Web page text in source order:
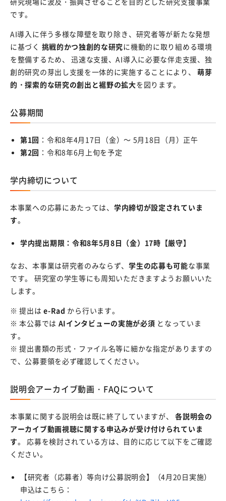
費支出に係る活用実績報告書
コンプライアンスについて
特別研究員PD等の育成方針
動物性集合胚生命倫理審査委員会
産学官連携
岐阜大学の産学連携活動を知りたい方
具体的に岐阜大学との産学連携をご検討の方
東海国立大学機構Tokai Open Innovation Complex岐
阜サイト
岐阜大学発ベンチャー
起業ナビ
岐阜大学協力会
東海国立大学機構スタートアップ統括室
知的財産マネジメント
概要
知的財産マネジメントQ＆A
お問い合わせ・アクセス
アクセス
お問い合わせ先
です。
AI導入に伴う多様な障壁を取り除き、研究者等が新たな発想
に基づく 挑戦的かつ独創的な研究に機動的に取り組める環境
を整備するため、 迅速な支援、AI導入に必要な伴走支援、独
創的研究の芽出し支援を一体的に実施することにより、萌芽
的・探索的な研究の創出と裾野の拡大を図ります。
公募期間
第1回 ：令和8年4月17日（金）～ 5月18日（月）正午
第2回 ：令和8年6月上旬を予定
学内締切について
本事業への応募にあたっては、 学内締切が設定されていま
す。
学内提出期限：令和8年5月8日（金）17時【厳守】
なお、本事業は研究者のみならず、学生の応募も可能な事業
です。 研究室の学生等にも周知いただきますようお願いいた
します。
※ 提出はe-Rad から行います。
※ 本公募では AIインタビューの実施が必須 となっていま
す。
※ 提出書類の形式・ファイル名等に細かな指定がありますの
で、公募要領を必ず確認してください。
説明会アーカイブ動画・FAQについて
本事業に関する説明会は既に終了していますが、各説明会の
アーカイブ動画視聴に関する申込みが受け付けられていま
す。 応募を検討されている方は、目的に応じて以下をご確認
ください。
【研究者（応募者）等向け公募説明会】（4月20日実施）
申込はこちら：